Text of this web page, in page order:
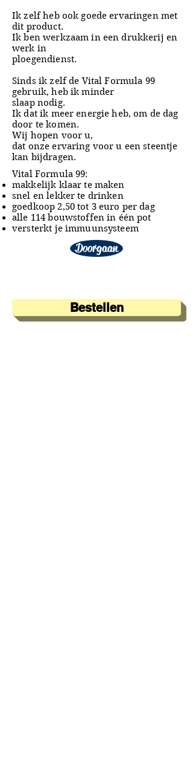
Ik zelf heb ook goede ervaringen met
dit product.
Ik ben werkzaam in een drukkerij en
werk in
ploegendienst.
Sinds ik zelf de Vital Formula 99
gebruik, heb ik minder
slaap nodig.
Ik dat ik meer energie heb, om de dag
door te komen.
Wij hopen voor u,
dat onze ervaring voor u een steentje
kan bijdragen.
Vital Formula 99:
makkelijk klaar te maken
snel en lekker te drinken
goedkoop 2,50 tot 3 euro per dag
alle 114 bouwstoffen in één pot
versterkt je immuunsysteem
Doorgaan
Bestellen